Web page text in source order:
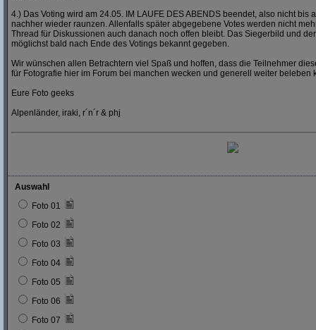
4.) Das Voting wird am 24.05. IM LAUFE DES ABENDS beendet, also nicht bis
nachher wieder raunzen. Allenfalls später abgegebene Votes werden nicht
Thread für Diskussionen auch danach noch offen bleibt. Das Siegerbild und
möglichst bald nach Ende des Votings bekannt gegeben.
Wir wünschen allen Betrachtern viel Spaß und hoffen, dass die Teilnehmer
für Fotografie hier im Forum bei manchen wecken und generell weiter beleben
Eure Foto geeks
Alpenländer, iraki, r´n´r & phj
Auswahl
Foto 01
Foto 02
Foto 03
Foto 04
Foto 05
Foto 06
Foto 07